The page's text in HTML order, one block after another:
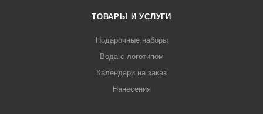
ТОВАРЫ И УСЛУГИ
Подарочные наборы
Вода с логотипом
Календари на заказ
Нанесения